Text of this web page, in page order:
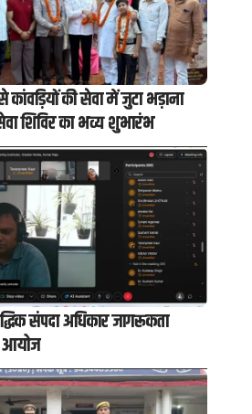
से कांवड़ियों की सेवा में जुटा भड़ाना
शिविर का भव्य शुभारंभ
संपदा अधिकार जागरूकता
आयोज